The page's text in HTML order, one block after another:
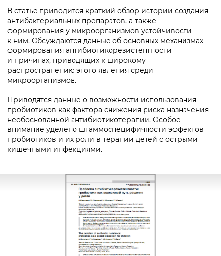
В статье приводится краткий обзор истории создания
антибактериальных препаратов, а также
формирования у микроорганизмов устойчивости
к ним. Обсуждаются данные об основных механизмах
формирования антибиотикорезистентности
и причинах, приводящих к широкому
распространению этого явления среди
микроорганизмов.
Приводятся данные о возможности использования
пробиотиков как фактора снижения риска назначения
необоснованной антибиотикотерапии. Особое
внимание уделено штаммоспецифичности эффектов
пробиотиков и их роли в терапии детей с острыми
кишечными инфекциями.